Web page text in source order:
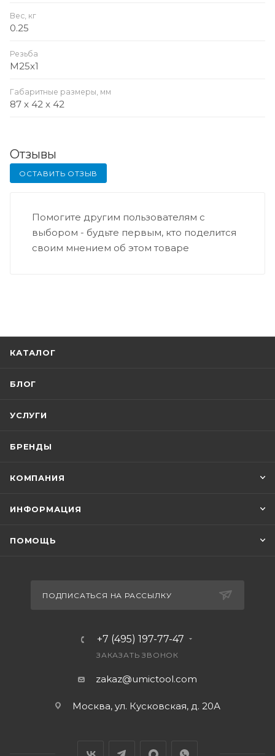
Вес, кг
0.25
Резьба
M25x1
Габаритные размеры, мм
87 x 42 x 42
Отзывы
ОСТАВИТЬ ОТЗЫВ
Помогите другим пользователям с
выбором - будьте первым, кто поделится
своим мнением об этом товаре
КАТАЛОГ
БЛОГ
УСЛУГИ
БРЕНДЫ
КОМПАНИЯ
ИНФОРМАЦИЯ
ПОМОЩЬ
ПОДПИСАТЬСЯ НА РАССЫЛКУ
+7 (495) 197-77-47
ЗАКАЗАТЬ ЗВОНОК
zakaz@umictool.com
Москва, ул. Кусковская, д. 20А